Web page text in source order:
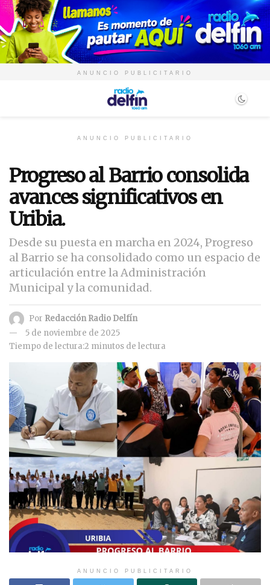
ANUNCIO PUBLICITARIO
ANUNCIO PUBLICITARIO
Progreso al Barrio consolida
avances significativos en
Uribia.
Desde su puesta en marcha en 2024, Progreso
al Barrio se ha consolidado como un espacio de
articulación entre la Administración
Municipal y la comunidad.
Por Redacción Radio Delfín
5 de noviembre de 2025
Tiempo de lectura:2 minutos de lectura
ANUNCIO PUBLICITARIO